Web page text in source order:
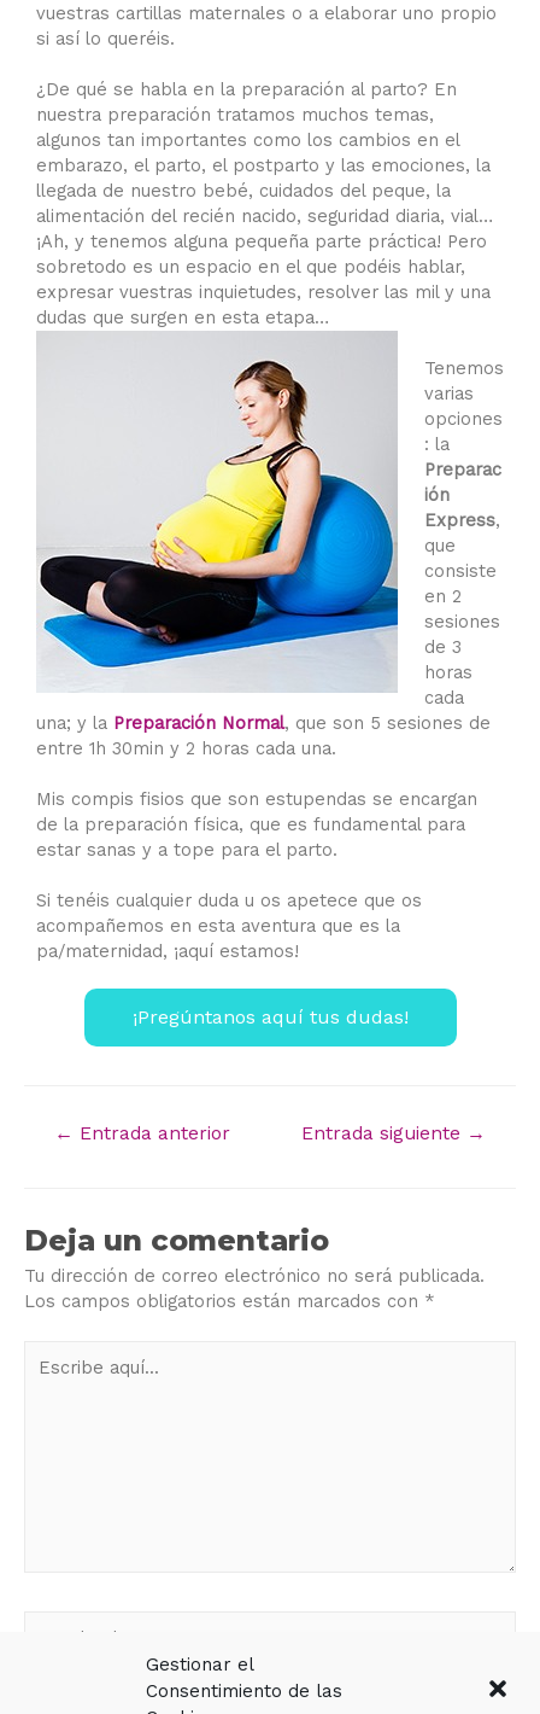
Gestionar el
Consentimiento de las
vuestras cartillas maternales o a elaborar uno propio
si así lo queréis.
¿De qué se habla en la preparación al parto? En
nuestra preparación tratamos muchos temas,
algunos tan importantes como los cambios en el
embarazo, el parto, el postparto y las emociones, la
llegada de nuestro bebé, cuidados del peque, la
alimentación del recién nacido, seguridad diaria, vial…
¡Ah, y tenemos alguna pequeña parte práctica! Pero
sobretodo es un espacio en el que podéis hablar,
expresar vuestras inquietudes, resolver las mil y una
dudas que surgen en esta etapa…
Tenemos
varias
opciones
: la
Preparac
ión
Express,
que
consiste
en 2
sesiones
de 3
horas
cada
una; y la Preparación Normal, que son 5 sesiones de
entre 1h 30min y 2 horas cada una.
Mis compis fisios que son estupendas se encargan
de la preparación física, que es fundamental para
estar sanas y a tope para el parto.
Si tenéis cualquier duda u os apetece que os
acompañemos en esta aventura que es la
pa/maternidad, ¡aquí estamos!
¡Pregúntanos aquí tus dudas!
← Entrada anterior Entrada siguiente →
Deja un comentario
Tu dirección de correo electrónico no será publicada.
Los campos obligatorios están marcados con *